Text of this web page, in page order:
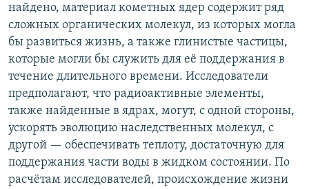
найдено, материал кометных ядер содержит ряд
сложных органических молекул, из которых могла
бы развиться жизнь, а также глинистые частицы,
которые могли бы служить для её поддержания в
течение длительного времени. Исследователи
предполагают, что радиоактивные элементы,
также найденные в ядрах, могут, с одной стороны,
ускорять эволюцию наследственных молекул, с
другой — обеспечивать теплоту, достаточную для
поддержания части воды в жидком состоянии. По
расчётам исследователей, происхождение жизни